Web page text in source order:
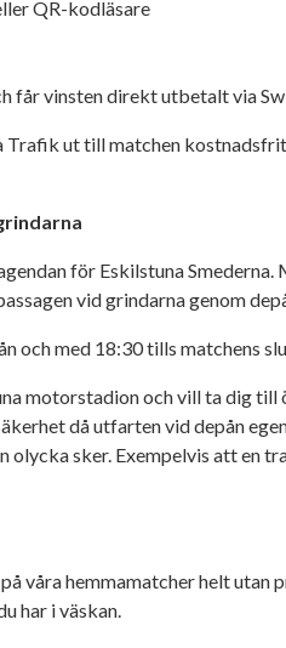
QR-kodläsare
får vinsten direkt utbetalt via
Trafik ut till matchen
för Eskilstuna
vid grindarna genom
och med 18:30 tills matchens
motorstadion och vill ta dig till
då utfarten vid depån
olycka sker. Exempelvis att en
våra hemmamatcher helt utan
har i väskan.